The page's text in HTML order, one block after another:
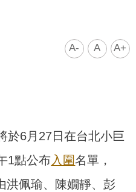
A- A A+
於6月27日在台北小巨
1點公布入圍名單，
洪佩瑜、陳嫺靜、彭